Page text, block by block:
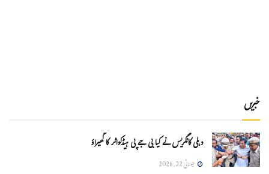
خبریں
دہلی کانگریس نے کیا بی جے پی ہیڈکواٹر کا گھیراؤ
جولائی 22, 2026